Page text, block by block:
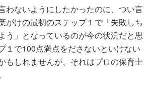
わないようにしたかったのに、つい言
がけの最初のステップ１で「失敗しち
う」となっているのが今の状況だと思
１で100点満点をださないといけない
もしれませんが、それはプロの保育士